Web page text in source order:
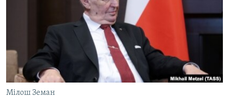
СПЕЦПРОЕКТИ
ВІДЕОУРОКИ «ELIFBE»
СВІДЧЕННЯ ОКУПАЦІЇ
УКРАЇНСЬКА ПРОБЛЕМА КРИМУ
ЯК ОБІЙТИ БЛОКУВАННЯ
Русский
Qırımtatar
Мілош Земан